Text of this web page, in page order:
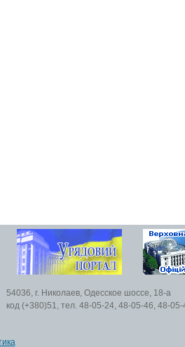
54036, г. Николаев, Одесское шоссе, 18-а
код (+380)51, тел. 48-05-24, 48-05-46, 48-